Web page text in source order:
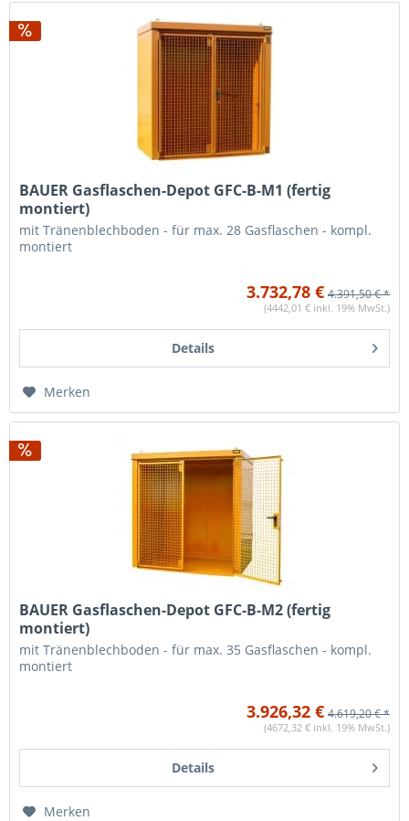
BAUER Gasflaschen-Depot GFC-B-M1 (fertig
montiert)
mit Tränenblechboden - für max. 28 Gasflaschen - kompl.
montiert
3.732,78 € 4.391,50 € *
(4442,01 € inkl. 19% MwSt.)
Details
Merken
BAUER Gasflaschen-Depot GFC-B-M2 (fertig
montiert)
mit Tränenblechboden - für max. 35 Gasflaschen - kompl.
montiert
3.926,32 € 4.619,20 € *
(4672,32 € inkl. 19% MwSt.)
Details
Merken